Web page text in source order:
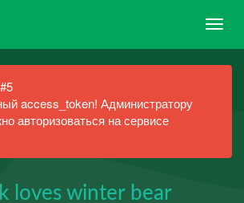
access_token! Администратору
авторизоваться на сервисе
loves winter bear